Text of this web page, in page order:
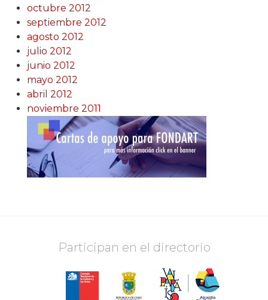
octubre 2012
septiembre 2012
agosto 2012
julio 2012
junio 2012
mayo 2012
abril 2012
noviembre 2011
Participan en el directorio